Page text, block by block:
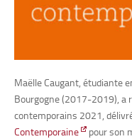
Maëlle Caugant, étudiante
Bourgogne (2017-2019), a
contemporains 2021,
Contemporaine
pour son